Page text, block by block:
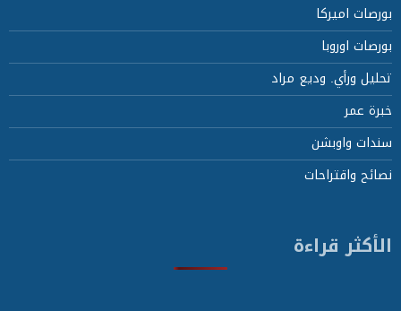
بورصات اميركا
بورصات اوروبا
تحليل ورأي. وديع مراد
خبرة عمر
سندات واوبشن
نصائح واقتراحات
الأكثر قراءة